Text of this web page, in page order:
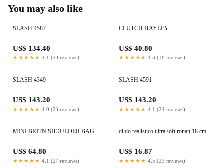
You may also like
SLASH 4587
US$ 134.40
★★★★★ 4.1 (20 reviews)
CLUTCH HAYLEY
US$ 40.80
★★★★★ 4.3 (18 reviews)
SLASH 4349
US$ 143.20
★★★★★ 4.0 (23 reviews)
SLASH 4591
US$ 143.20
★★★★★ 4.1 (24 reviews)
MINI BRITN SHOULDER BAG
US$ 64.80
★★★★★ 4.1 (27 reviews)
dildo realistico ultra soft ronan 18 cm
US$ 16.87
★★★★★ 4.5 (23 reviews)